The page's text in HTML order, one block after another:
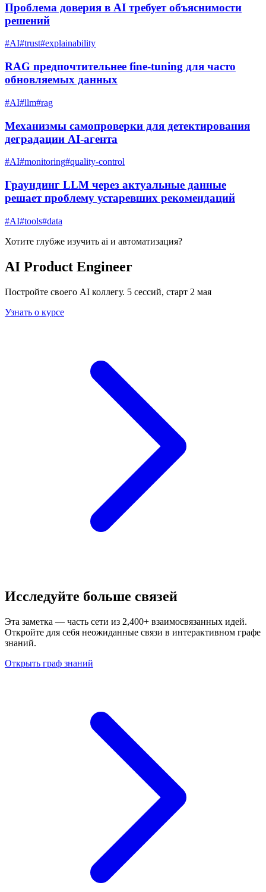
Проблема доверия в AI требует объяснимости
решений
#AI#trust#explainability
RAG предпочтительнее fine-tuning для часто
обновляемых данных
#AI#llm#rag
Механизмы самопроверки для детектирования
деградации AI-агента
#AI#monitoring#quality-control
Граундинг LLM через актуальные данные
решает проблему устаревших рекомендаций
#AI#tools#data
Хотите глубже изучить ai и автоматизация?
AI Product Engineer
Постройте своего AI коллегу. 5 сессий, старт 2 мая
Узнать о курсе
Исследуйте больше связей
Эта заметка — часть сети из 2,400+ взаимосвязанных идей.
Откройте для себя неожиданные связи в интерактивном графе
знаний.
Открыть граф знаний